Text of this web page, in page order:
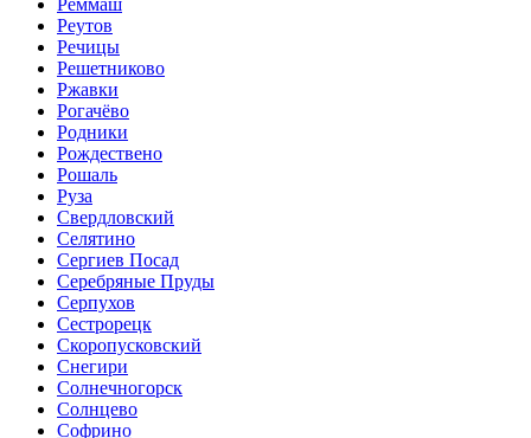
Реутов
Речицы
Решетниково
Ржавки
Рогачёво
Родники
Рождествено
Рошаль
Руза
Свердловский
Селятино
Сергиев Посад
Серебряные Пруды
Серпухов
Сестрорецк
Скоропусковский
Снегири
Солнечногорск
Солнцево
Софрино